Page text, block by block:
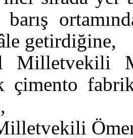
getirdiğine,
Milletvekili
çimento